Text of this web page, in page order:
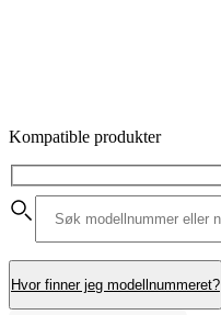
Kompatible produkter
Hvor finner jeg modellnummeret?